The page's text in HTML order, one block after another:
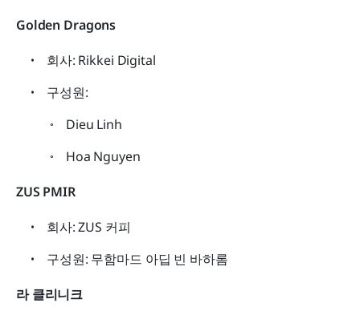
Golden Dragons
회사: Rikkei Digital
구성원:
Dieu Linh
Hoa Nguyen
ZUS PMIR
회사: ZUS 커피
구성원: 무함마드 아딥 빈 바하롬
라 클리니크